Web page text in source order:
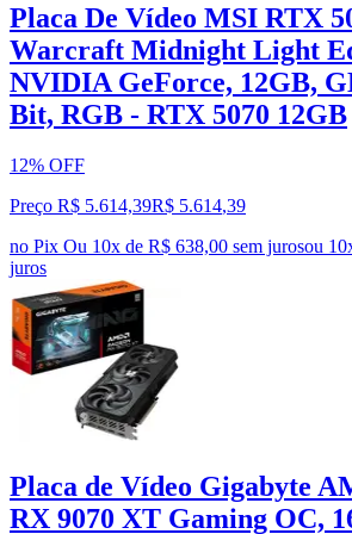
Placa De Vídeo MSI RTX
Warcraft Midnight Light
NVIDIA GeForce, 12GB,
Bit, RGB - RTX 5070 12GB
12% OFF
Preço R$ 5.614,39R$ 5.614,39
no Pix Ou 10x de R$ 638,00 sem jurosou 10
juros
Placa de Vídeo Gigabyte
RX 9070 XT Gaming OC,